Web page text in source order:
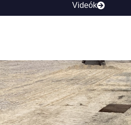
Videók